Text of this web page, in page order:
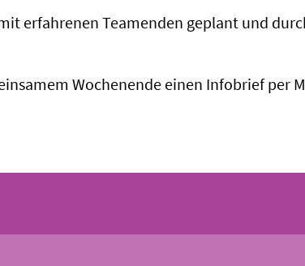
erfahrenen Teamenden geplant und
Wochenende einen Infobrief per